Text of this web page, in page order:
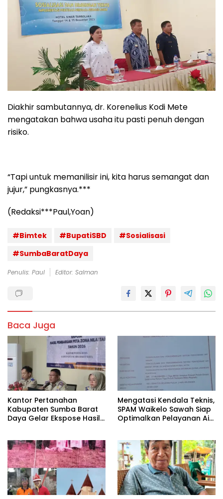
Diakhir sambutannya, dr. Korenelius Kodi Mete
mengatakan bahwa usaha itu pasti penuh dengan
risiko.
“Tapi untuk memanilisir ini, kita harus semangat dan
jujur,” pungkasnya.***
(Redaksi***Paul,Yoan)
#Bimtek #BupatiSBD
#Sosialisasi
#SumbaBaratDaya
Penulis: Paul Editor: Salman
Baca Juga
Kantor Pertanahan
Kabupaten Sumba Barat
Daya Gelar Ekspose Hasil
Mengatasi Kendala Teknis,
SPAM Waikelo Sawah Siap
Optimalkan Pelayanan Air